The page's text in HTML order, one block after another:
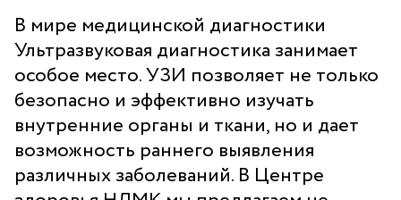
Новости
Отзывы
Часто задаваемые вопросы
Спроси врача
Прейскурант цен
Контакты
В мире медицинской диагностики
Ультразвуковая диагностика занимает
особое место. УЗИ позволяет не только
безопасно и эффективно изучать
внутренние органы и ткани, но и дает
возможность раннего выявления
различных заболеваний. В Центре